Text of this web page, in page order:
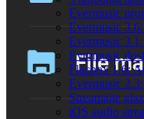
Evermusic
Evermusic
Evermusic
Evermusic
Flacbox 1.6:
Evermusic
Streamajte
iOS audio